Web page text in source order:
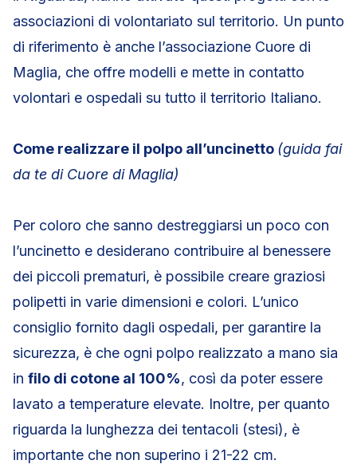
associazioni di volontariato sul territorio. Un punto
di riferimento è anche l’associazione Cuore di
Maglia, che offre modelli e mette in contatto
volontari e ospedali su tutto il territorio Italiano.
Come realizzare il polpo all’uncinetto (guida fai
da te di Cuore di Maglia)
Per coloro che sanno destreggiarsi un poco con
l’uncinetto e desiderano contribuire al benessere
dei piccoli prematuri, è possibile creare graziosi
polipetti in varie dimensioni e colori. L’unico
consiglio fornito dagli ospedali, per garantire la
sicurezza, è che ogni polpo realizzato a mano sia
in filo di cotone al 100%, così da poter essere
lavato a temperature elevate. Inoltre, per quanto
riguarda la lunghezza dei tentacoli (stesi), è
importante che non superino i 21-22 cm.